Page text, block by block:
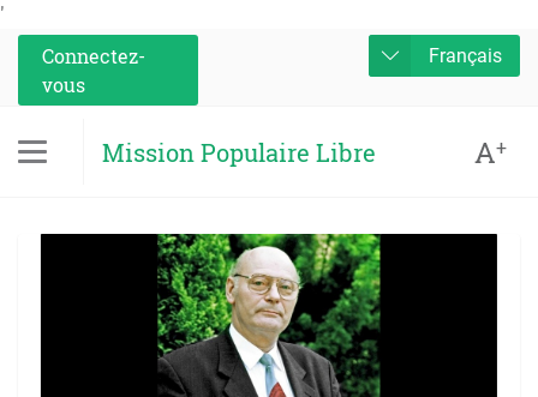
'
Connectez-
vous
Français
Mission Populaire Libre A+